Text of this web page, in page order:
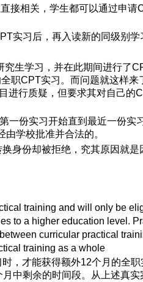
接相关，学生都可以通过申
实习后，再入读新的同级别
生学习，并在此期间进行
职CPT实习。而问题就这样
行质疑，但要求其对自己
一份实习开始直到最近一份
学校批准并合法的。
身份却被拒绝，究其原因就
training and will only be
to a higher education level.
curricular practical
training as a whole
，才能获得额外12个月的全
中剩余的时间段。从上述真